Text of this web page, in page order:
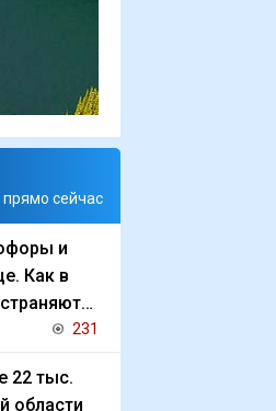
сейчас
и
Как в
231
22 тыс.
области